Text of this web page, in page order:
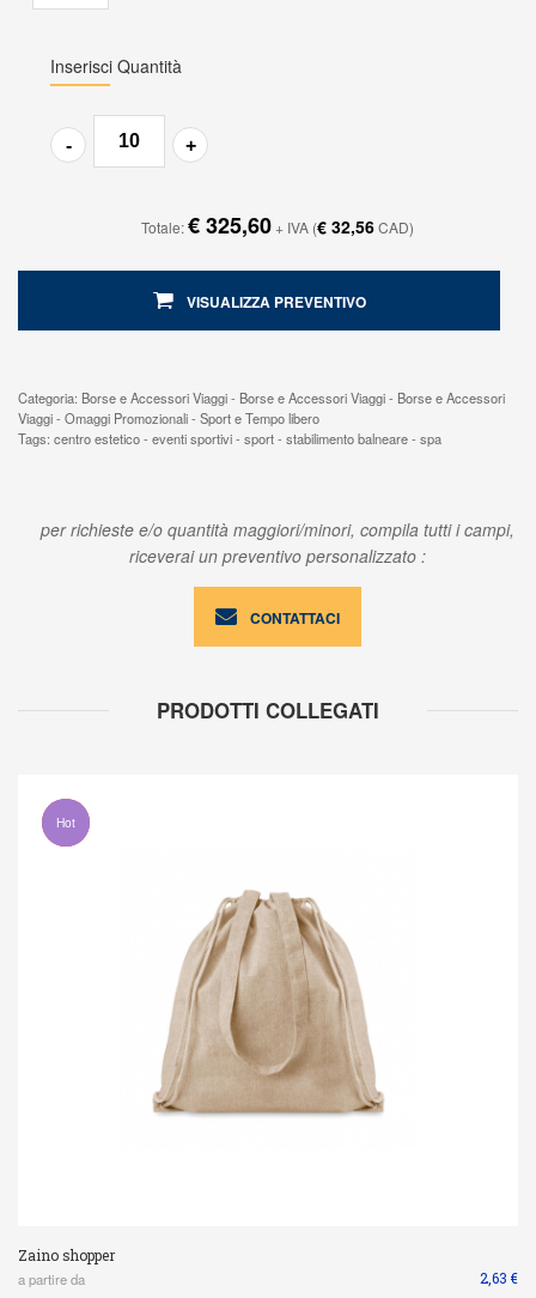
Inserisci Quantità
Totale:€ 325,60+ IVA (€ 32,56CAD)
VISUALIZZA PREVENTIVO
Categoria: Borse e Accessori Viaggi - Borse e Accessori Viaggi - Borse e Accessori
Viaggi - Omaggi Promozionali - Sport e Tempo libero
Tags: centro estetico - eventi sportivi - sport - stabilimento balneare - spa
per richieste e/o quantità maggiori/minori, compila tutti i campi,
riceverai un preventivo personalizzato :
CONTATTACI
PRODOTTI COLLEGATI
New
Hot
Zaino shopper
2,63 €
a partire da